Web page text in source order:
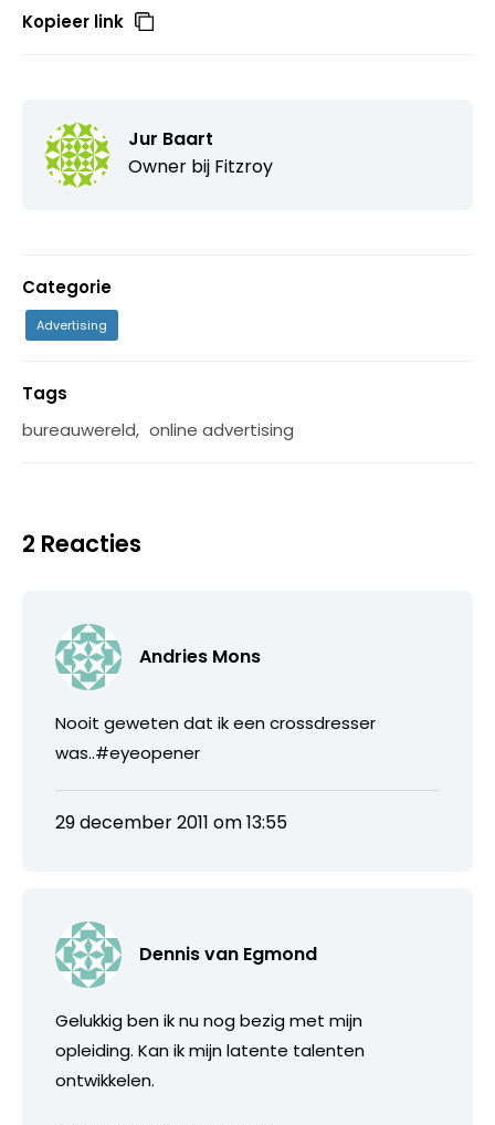
Kopieer link
Jur Baart
Owner bij Fitzroy
Categorie
Advertising
Tags
bureauwereld, online advertising
2 Reacties
Andries Mons
Nooit geweten dat ik een crossdresser
was..#eyeopener
29 december 2011 om 13:55
Dennis van Egmond
Gelukkig ben ik nu nog bezig met mijn
opleiding. Kan ik mijn latente talenten
ontwikkelen.